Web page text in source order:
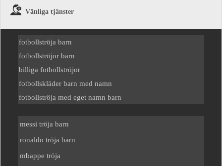
Vänliga tjänster
fotbollströja barn
fotbollströjor barn
billiga fotbollströjor
fotbollskläder barn med namn
fotbollströja med eget namn barn
messi tröja barn
ronaldo tröja barn
mbappe tröja